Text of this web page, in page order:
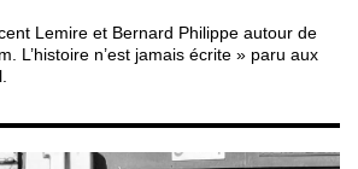
Lemire et Bernard Philippe autour de
L’histoire n’est jamais écrite » paru aux